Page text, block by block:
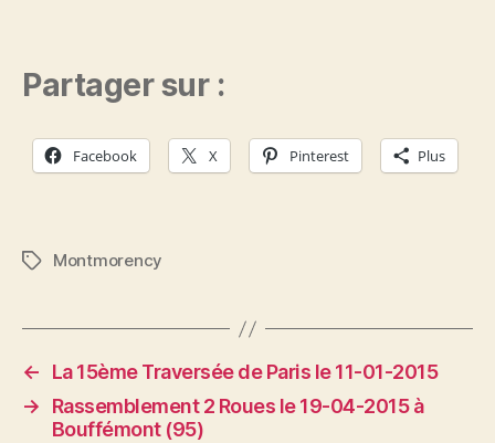
Partager sur :
Facebook X Pinterest Plus
Étiquettes
Montmorency
←
La 15ème Traversée de Paris le 11-01-2015
→
Rassemblement 2 Roues le 19-04-2015 à
Bouffémont (95)